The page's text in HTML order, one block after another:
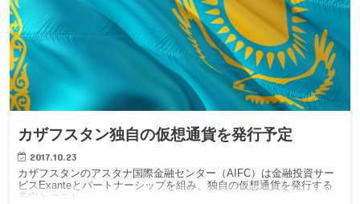
カザフスタン独自の仮想通貨を発行予定
2017.10.23
カザフスタンのアスタナ国際金融センター（AIFC）は金融投資サー
ビスExanteとパートナーシップを組み、独自の仮想通貨を発行する
予定とのこと。